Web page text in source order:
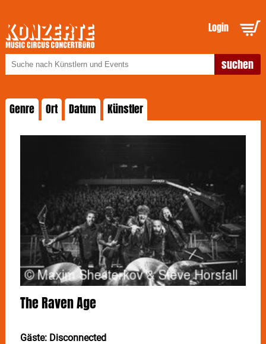
Login
Genre Ort Datum Künstler
The Raven Age
Gäste: Disconnected